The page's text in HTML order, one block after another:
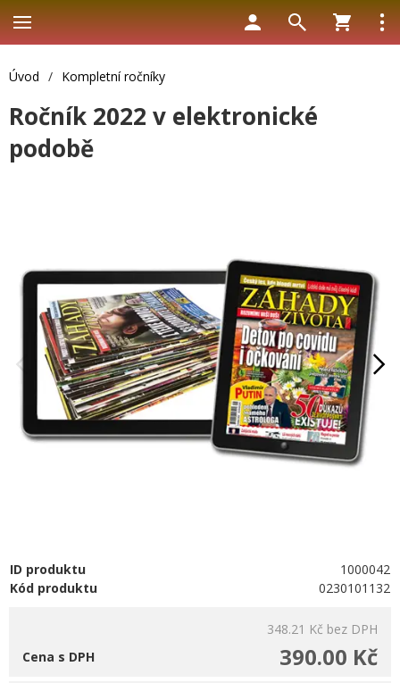
Úvod / Kompletní ročníky
Ročník 2022 v elektronické
podobě
ID produktu
1000042
Kód produktu
0230101132
348.21 Kč bez DPH
390.00 Kč
Cena s DPH